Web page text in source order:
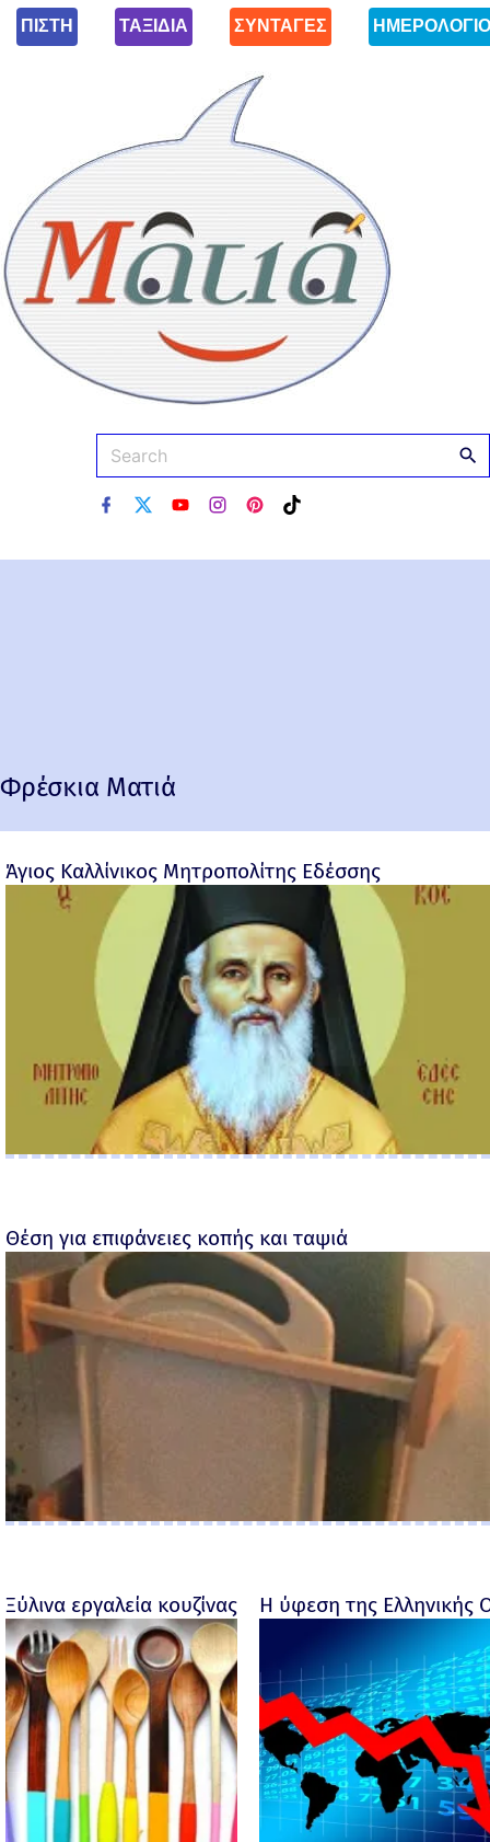
ΠΙΣΤΗ ΤΑΞΙΔΙΑ ΣΥΝΤΑΓΕΣ ΗΜΕΡΟΛΟΓΙΟ
Φρέσκια Ματιά
Άγιος Καλλίνικος Μητροπολίτης Εδέσσης
Θέση για επιφάνειες κοπής και ταψιά
Ξύλινα εργαλεία κουζίνας με προσωπικότητα
Η ύφεση της Ελληνικής